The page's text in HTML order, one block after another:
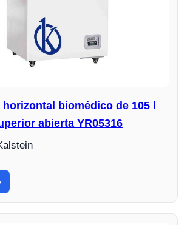
biomédico de 105 l
abierta YR05316